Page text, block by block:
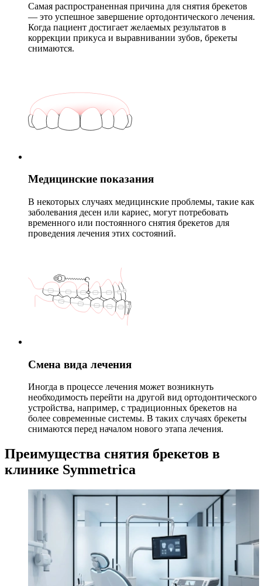
Самая распространенная причина для снятия брекетов
— это успешное завершение ортодонтического лечения.
Когда пациент достигает желаемых результатов в
коррекции прикуса и выравнивании зубов, брекеты
снимаются.
Медицинские показания
В некоторых случаях медицинские проблемы, такие как
заболевания десен или кариес, могут потребовать
временного или постоянного снятия брекетов для
проведения лечения этих состояний.
Смена вида лечения
Иногда в процессе лечения может возникнуть
необходимость перейти на другой вид ортодонтического
устройства, например, с традиционных брекетов на
более современные системы. В таких случаях брекеты
снимаются перед началом нового этапа лечения.
Преимущества снятия брекетов в
клинике Symmetrica